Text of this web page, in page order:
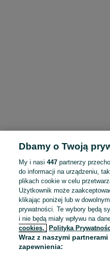
To ogłoszenie
Dbamy o Twoją
My i nasi447 partnerzy
do informacji na urządzeniu,
plikach cookie w celu
Użytkownik może
klikając poniżej lub w
prywatności. Te wybory będą
i nie będą miały wpływu na
cookies,
Polityka
Wraz z naszymi
zapewnienia: